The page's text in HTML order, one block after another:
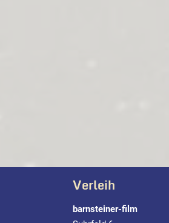
Verleih
barnsteiner-film